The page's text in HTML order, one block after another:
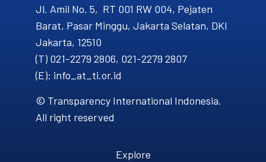
Jl. Amil No. 5, RT 001 RW 004, Pejaten
Barat, Pasar Minggu, Jakarta Selatan, DKI
Jakarta, 12510
(T) 021-2279 2806, 021-2279 2807
(E): info_at_ti.or.id
© Transparency International Indonesia.
All right reserved
Explore